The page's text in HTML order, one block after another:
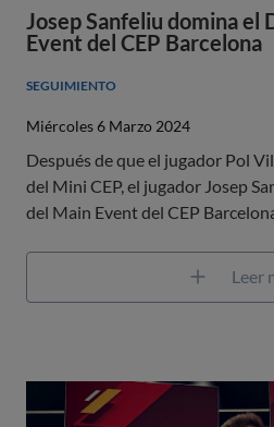
Josep Sanfeliu domina el
Event del CEP Barcelona
SEGUIMIENTO
Miércoles 6 Marzo 2024
Después de que el jugador Pol
del Mini CEP, el jugador Josep
del Main Event del CEP
Leer